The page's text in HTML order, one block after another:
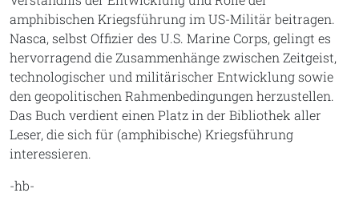
amphibischen Kriegsführung im US-Militär beitragen.
Nasca, selbst Offizier des U.S. Marine Corps, gelingt es
hervorragend die Zusammenhänge zwischen Zeitgeist,
technologischer und militärischer Entwicklung sowie
den geopolitischen Rahmenbedingungen herzustellen.
Das Buch verdient einen Platz in der Bibliothek aller
Leser, die sich für (amphibische) Kriegsführung
interessieren.
-hb-